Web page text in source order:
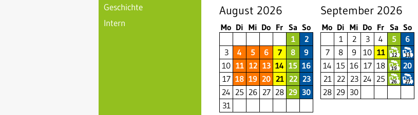
August 2026
Mo Di Mi Do Fr Sa So
1
2
3
4 5 6 7 8
9
10 11 12 13 14 15 16
17 18 19 20 21 22 23
24 25 26 27 28 29 30
31
September 2026
Mo Di Mi Do Fr Sa So
1
2 3 4 5
6
7
8 9 10 11 12 13
14 15 16 17 18 19
20
21 22 23 24 25 26 27
28 29 30
Geschichte
Intern